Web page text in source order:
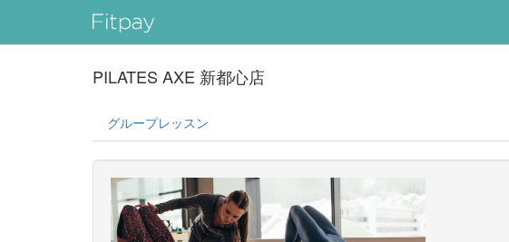
PILATES AXE 新都心店
グループレッスン